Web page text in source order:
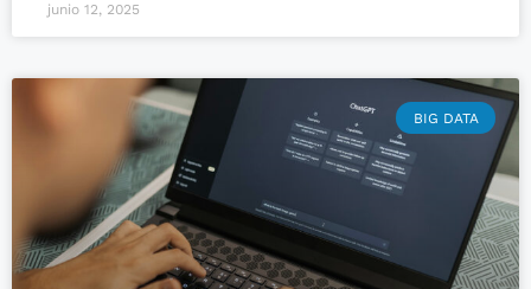
junio 12, 2025
BIG DATA